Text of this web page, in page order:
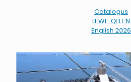
Catalogus
LEWI_QLEEN
English 2026